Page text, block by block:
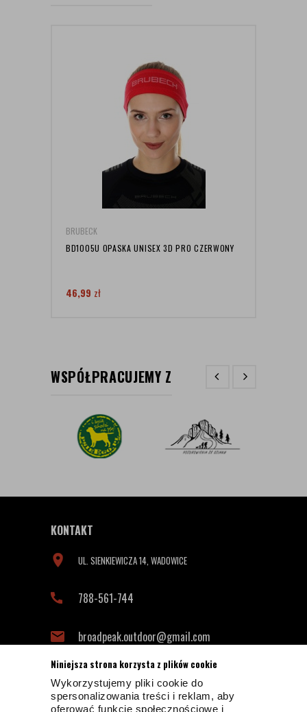
Niniejsza strona korzysta z plików cookie
Wykorzystujemy pliki cookie do
spersonalizowania treści i reklam, aby
oferować funkcje społecznościowe i
BRUBECK
BD1005U OPASKA UNISEX 3D PRO CZERWONY
46,99 zł
WSPÓŁPRACUJEMY Z
KONTAKT
UL. SIENKIEWICZA 14, WADOWICE
788-561-744
broadpeak.outdoor@gmail.com
INFORMACJE KONTAKTOWE